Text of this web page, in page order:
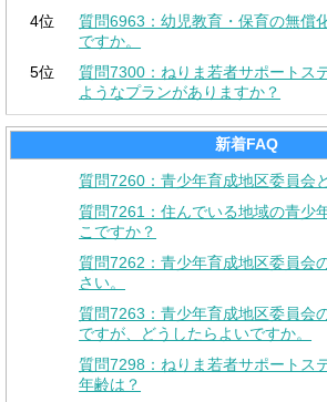
4位
質問6963：幼児教育・保育の無償
ですか。
5位
質問7300：ねりま若者サポートス
ようなプランがありますか？
新着FAQ
質問7260：青少年育成地区委員会
質問7261：住んでいる地域の青少
こですか？
質問7262：青少年育成地区委員会
さい。
質問7263：青少年育成地区委員会
ですが、どうしたらよいですか。
質問7298：ねりま若者サポートス
年齢は？